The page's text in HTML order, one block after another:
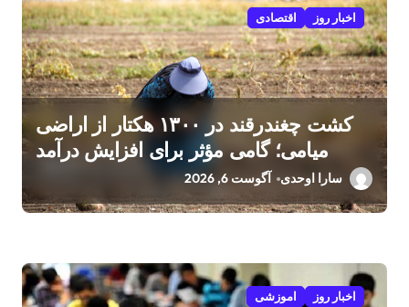
اخبار روز اقتصادی
کشت چغندرقند در ۱۳۰۰ هکتار از اراضی
میامی؛ گامی مؤثر برای افزایش درآمد
سارا اوحدی آگوست 6, 2026
اخبار روز اموزشی